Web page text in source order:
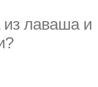
из лаваша и